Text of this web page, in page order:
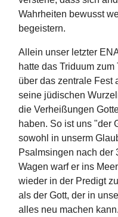
Wahrheiten bewusst
begeistern.
Allein unser letzter
hatte das Triduum
über das zentrale Fest
seine jüdischen
die Verheißungen
haben. So ist uns "der
sowohl in unserm
Psalmsingen nach der
Wagen warf er ins
wieder in der Predigt
als der Gott, der in
alles neu machen